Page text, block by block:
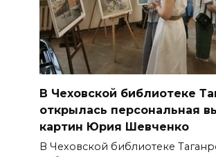
В Чеховской библиотеке
открылась персональная
картин Юрия Шевченко
В Чеховской библиотеке